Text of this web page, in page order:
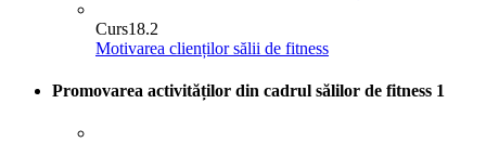
Curs18.2
Motivarea clienților sălii de fitness
Promovarea activităților din cadrul sălilor de fitness 1